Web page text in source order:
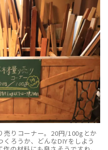
売りコーナー。20円/100gとか
ろうか、どんなDIYをしよう